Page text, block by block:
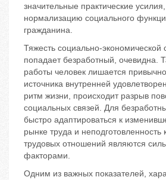
значительные практические
нормализацию социального
гражданина.
Тяжесть социально-экономической
попадает безработный, очевидна.
работы человек лишается
источника внутренней
ритм жизни, происходит разрыв
социальных связей. Для
быстро адаптироваться к
рынке труда и неподготовленность
трудовых отношений являются
факторами.
Одним из важных показателей,